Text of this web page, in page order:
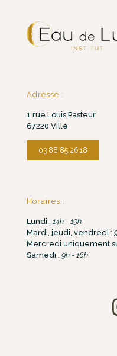
Adresse :
1 rue Louis Pasteur
67220 Villé
03 88 85 26 18
Horaires :
Lundi : 14h - 19h
Mardi, jeudi, vendredi :
Mercredi uniquement
Samedi : 9h - 16h